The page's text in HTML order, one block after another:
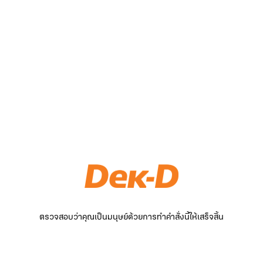
ตรวจสอบว่าคุณเป็นมนุษย์ด้วยการทำคำสั่งนี้ให้เสร็จสิ้น